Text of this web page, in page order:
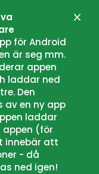
för Android
är seg mm.
appen
laddar ned
Den
av en ny app
laddar
(för
innebär att
- då
ned igen!